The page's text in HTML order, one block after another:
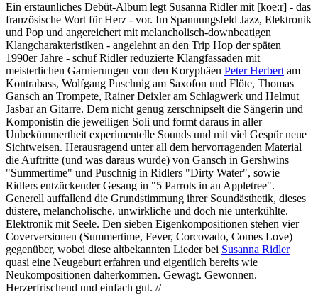
Ein erstaunliches Debüt-Album legt Susanna Ridler mit [koe:r] - das
französische Wort für Herz - vor. Im Spannungsfeld Jazz, Elektronik
und Pop und angereichert mit melancholisch-downbeatigen
Klangcharakteristiken - angelehnt an den Trip Hop der späten
1990er Jahre - schuf Ridler reduzierte Klangfassaden mit
meisterlichen Garnierungen von den Koryphäen Peter Herbert am
Kontrabass, Wolfgang Puschnig am Saxofon und Flöte, Thomas
Gansch an Trompete, Rainer Deixler am Schlagwerk und Helmut
Jasbar an Gitarre. Dem nicht genug zerschnipselt die Sängerin und
Komponistin die jeweiligen Soli und formt daraus in aller
Unbekümmertheit experimentelle Sounds und mit viel Gespür neue
Sichtweisen. Herausragend unter all dem hervorragenden Material
die Auftritte (und was daraus wurde) von Gansch in Gershwins
"Summertime" und Puschnig in Ridlers "Dirty Water", sowie
Ridlers entzückender Gesang in "5 Parrots in an Appletree".
Generell auffallend die Grundstimmung ihrer Soundästhetik, dieses
düstere, melancholische, unwirkliche und doch nie unterkühlte.
Elektronik mit Seele. Den sieben Eigenkompositionen stehen vier
Coverversionen (Summertime, Fever, Corcovado, Comes Love)
gegenüber, wobei diese altbekannten Lieder bei Susanna Ridler
quasi eine Neugeburt erfahren und eigentlich bereits wie
Neukompositionen daherkommen. Gewagt. Gewonnen.
Herzerfrischend und einfach gut. //